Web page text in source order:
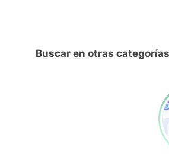
Buscar en otras categorías